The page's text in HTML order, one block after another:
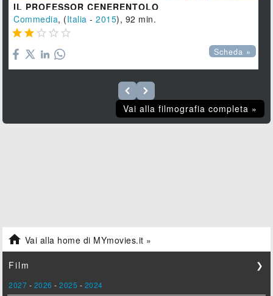
IL PROFESSOR CENERENTOLO
Commedia, (Italia -2015), 92 min.
    
Scheda »
Vai alla filmografia completa »
 Vai alla home di MYmovies.it »
Film ❯
2027 - 2026 -2025 - 2024